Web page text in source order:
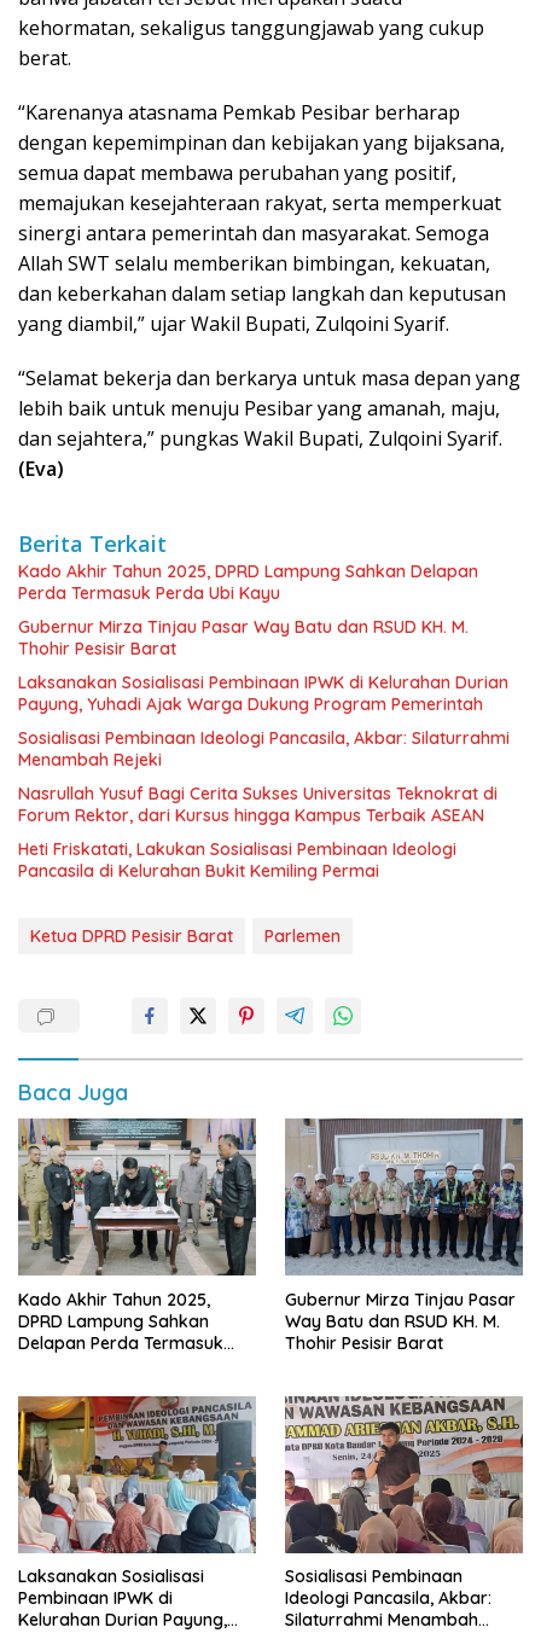
kehormatan, sekaligus tanggungjawab yang cukup
berat.
“Karenanya atasnama Pemkab Pesibar berharap
dengan kepemimpinan dan kebijakan yang bijaksana,
semua dapat membawa perubahan yang positif,
memajukan kesejahteraan rakyat, serta memperkuat
sinergi antara pemerintah dan masyarakat. Semoga
Allah SWT selalu memberikan bimbingan, kekuatan,
dan keberkahan dalam setiap langkah dan keputusan
yang diambil,” ujar Wakil Bupati, Zulqoini Syarif.
“Selamat bekerja dan berkarya untuk masa depan yang
lebih baik untuk menuju Pesibar yang amanah, maju,
dan sejahtera,” pungkas Wakil Bupati, Zulqoini Syarif.
(Eva)
Berita Terkait
Kado Akhir Tahun 2025, DPRD Lampung Sahkan Delapan
Perda Termasuk Perda Ubi Kayu
Gubernur Mirza Tinjau Pasar Way Batu dan RSUD KH. M.
Thohir Pesisir Barat
Laksanakan Sosialisasi Pembinaan IPWK di Kelurahan Durian
Payung, Yuhadi Ajak Warga Dukung Program Pemerintah
Sosialisasi Pembinaan Ideologi Pancasila, Akbar: Silaturrahmi
Menambah Rejeki
Nasrullah Yusuf Bagi Cerita Sukses Universitas Teknokrat di
Forum Rektor, dari Kursus hingga Kampus Terbaik ASEAN
Heti Friskatati, Lakukan Sosialisasi Pembinaan Ideologi
Pancasila di Kelurahan Bukit Kemiling Permai
Ketua DPRD Pesisir Barat Parlemen
Baca Juga
Kado Akhir Tahun 2025,
DPRD Lampung Sahkan
Delapan Perda Termasuk
Gubernur Mirza Tinjau Pasar
Way Batu dan RSUD KH. M.
Thohir Pesisir Barat
Laksanakan Sosialisasi
Pembinaan IPWK di
Kelurahan Durian Payung,
Sosialisasi Pembinaan
Ideologi Pancasila, Akbar:
Silaturrahmi Menambah